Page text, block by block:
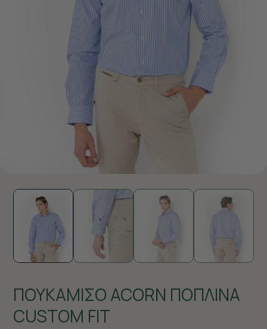
ΠΟΥΚΑΜΙΣΟ ACORN ΠΟΠΛΙΝΑ
CUSTOM FIT